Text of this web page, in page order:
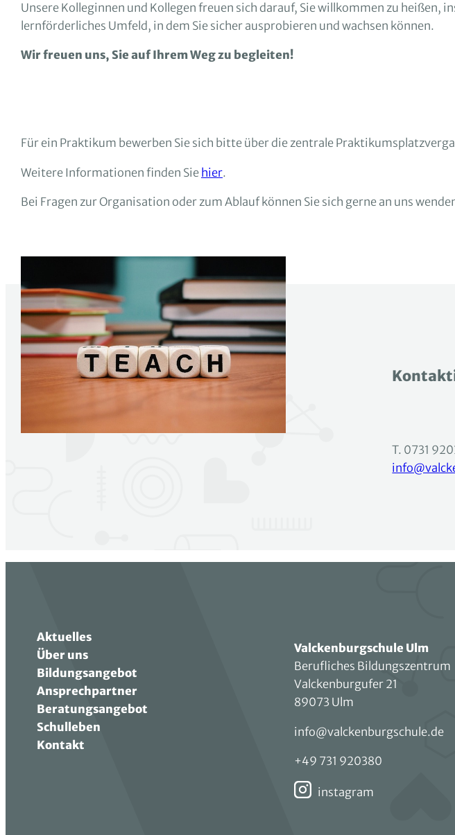
Unsere Kolleginnen und Kollegen freuen sich darauf, Sie willkommen zu heißen,
lernförderliches Umfeld, in dem Sie sicher ausprobieren und wachsen können.
Wir freuen uns, Sie auf Ihrem Weg zu begleiten!
Für ein Praktikum bewerben Sie sich bitte über die zentrale
Weitere Informationen finden Sie hier.
Bei Fragen zur Organisation oder zum Ablauf können Sie sich gerne an uns
T. 0731
Aktuelles
Über uns
Bildungsangebot
Ansprechpartner
Beratungsangebot
Schulleben
Kontakt
Valckenburgschule Ulm
Berufliches Bildungszentrum
Valckenburgufer 21
89073 Ulm
info@valckenburgschule.de
+49 731 920380
instagram